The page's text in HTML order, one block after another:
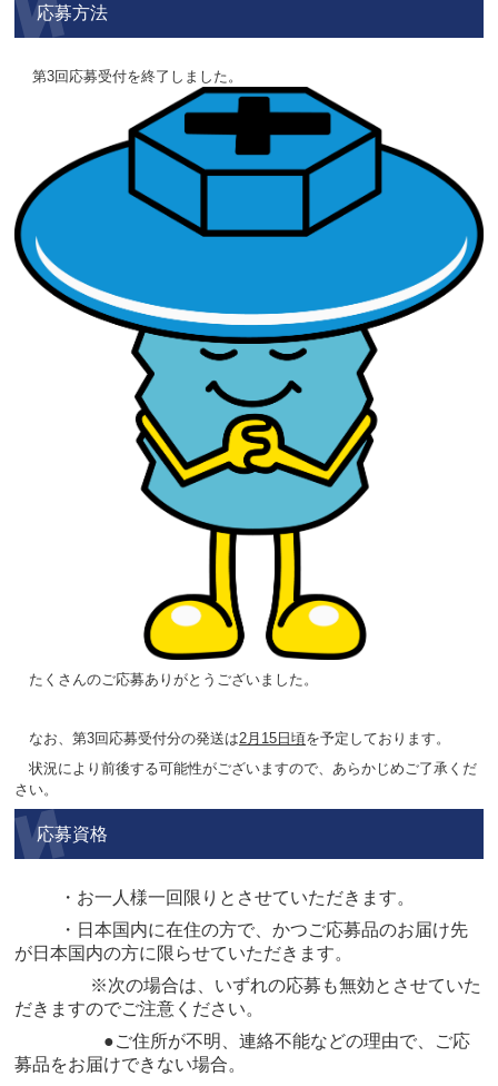
応募方法
第3回応募受付を終了しました。
たくさんのご応募ありがとうございました。
なお、第3回応募受付分の発送は2月15日頃を予定しております。
状況により前後する可能性がございますので、あらかじめご了承くだ
さい。
応募資格
・お一人様一回限りとさせていただきます。
・日本国内に在住の方で、かつご応募品のお届け先
が日本国内の方に限らせていただきます。
※次の場合は、いずれの応募も無効とさせていた
だきますのでご注意ください。
●ご住所が不明、連絡不能などの理由で、ご応
募品をお届けできない場合。